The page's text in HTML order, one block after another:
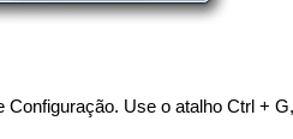
Use o atalho Ctrl +